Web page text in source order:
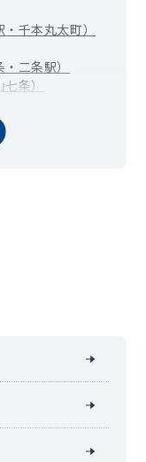
千本丸太町）
二条駅）
条）
治市